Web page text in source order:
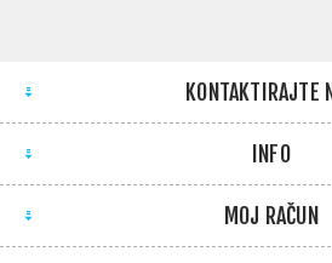
KONTAKTIRAJTE
INFO
MOJ RAČUN